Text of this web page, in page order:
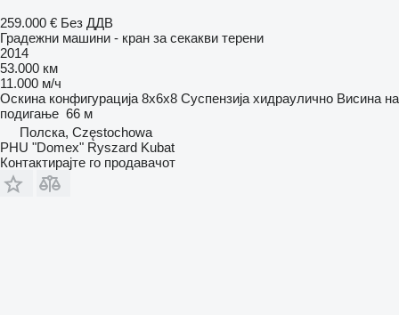
259.000 € Без ДДВ
Градежни машини - кран за секакви терени
2014
53.000 км
11.000 м/ч
Оскина конфигурација 8x6x8 Суспензија хидраулично Висина на
подигање 66 м
Полска, Częstochowa
PHU "Domex" Ryszard Kubat
Контактирајте го продавачот